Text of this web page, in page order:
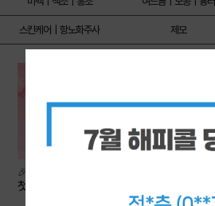
스킨케어｜항노화주사 제모
🎉첫방문 이벤트🎉
첫방문 EVENT